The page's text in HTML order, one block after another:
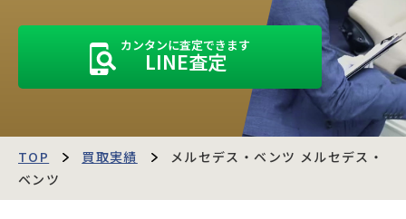
お客様の声
運営会社
最強買取マガジン
カンタンに査定できます
LINE査定
TOP 買取実績
メルセデス・ベンツ メルセデス・
ベンツ